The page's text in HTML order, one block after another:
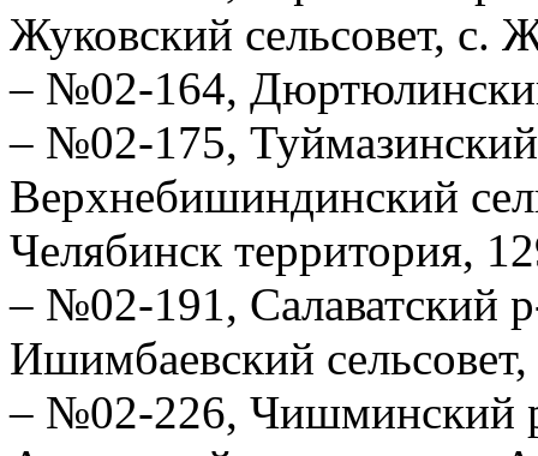
Жуковский сельсовет, с.
– №02-164,
– №02-175, Туймазинский
Верхнебишиндинский
Челябинск территория,
– №02-191, Салаватский
Ишимбаевский
– №02-226, Чишминский